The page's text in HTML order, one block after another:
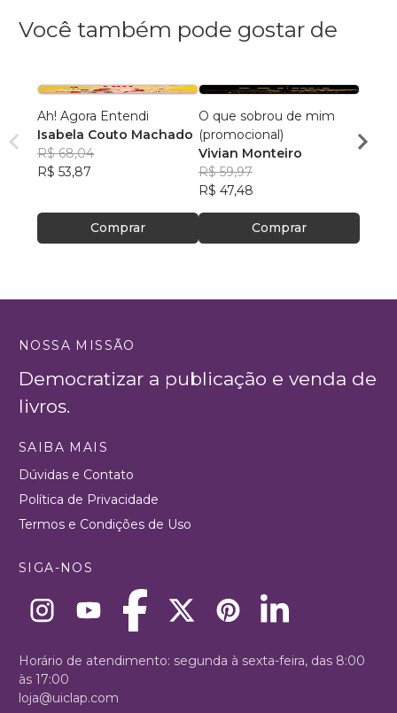
Você também pode gostar de
Ah! Agora Entendi
Isabela Couto Machado
R$ 68,04
R$ 53,87
Comprar
O que sobrou de mim
(promocional)
Vivian Monteiro
R$ 59,97
R$ 47,48
Comprar
R$
NOSSA MISSÃO
Democratizar a publicação e venda de
livros.
SAIBA MAIS
Dúvidas e Contato
Política de Privacidade
Termos e Condições de Uso
SIGA-NOS
Horário de atendimento: segunda à sexta-feira, das 8:00
às 17:00
loja@uiclap.com